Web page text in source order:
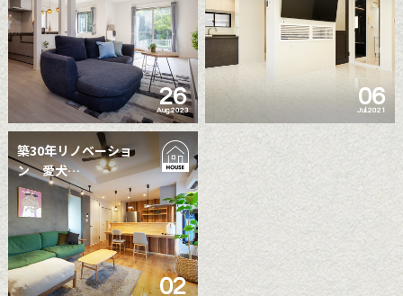
26
Aug.2023
06
Jul.2021
築30年リノベーショ
ン 愛犬…
02